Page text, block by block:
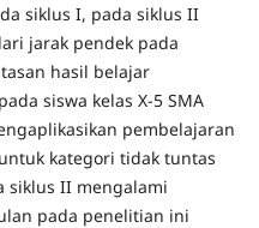
siklus I, pada siklus II
jarak pendek pada
hasil belajar
siswa kelas X-5 SMA
pembelajaran
kategori tidak tuntas
siklus II mengalami
pada penelitian ini